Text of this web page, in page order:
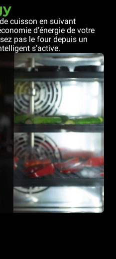
cuisson en suivant
d’énergie de votre
pas le four depuis un
s’active.